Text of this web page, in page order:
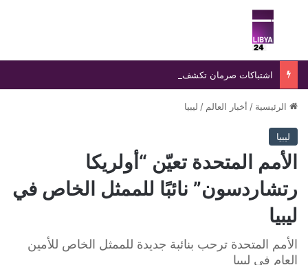
بحث عن
الرئيسية / أخبار العالم / ليبيا
ليبيا
الأمم المتحدة تعيّن “أولريكا
رتشاردسون” نائبًا للممثل الخاص في
ليبيا
الأمم المتحدة ترحب بنائبة جديدة للممثل الخاص للأمين
العام في ليبيا